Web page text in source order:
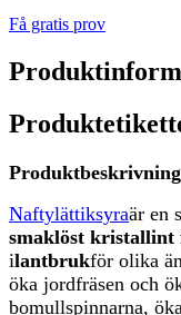
Få gratis prov
Produktbeskrivning
Naftylättiksyraär en
smaklöst kristallint
ilantbrukför olika
öka jordfräsen och
bomullspinnarna,